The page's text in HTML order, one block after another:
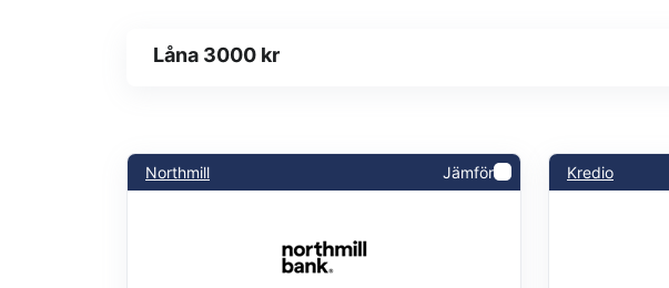
Låna 3000 kr
Northmill Jämför Kredio